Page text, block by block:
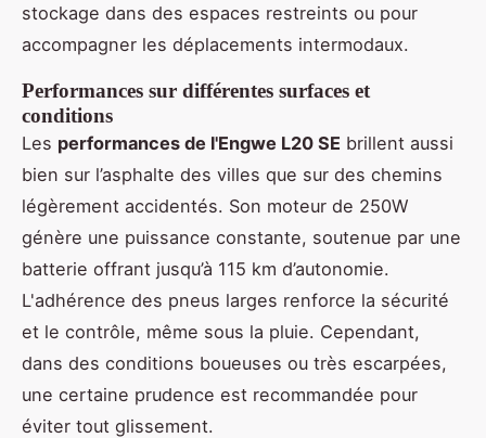
stockage dans des espaces restreints ou pour
accompagner les déplacements intermodaux.
Performances sur différentes surfaces et
conditions
Les performances de l'Engwe L20 SE brillent aussi
bien sur l’asphalte des villes que sur des chemins
légèrement accidentés. Son moteur de 250W
génère une puissance constante, soutenue par une
batterie offrant jusqu’à 115 km d’autonomie.
L'adhérence des pneus larges renforce la sécurité
et le contrôle, même sous la pluie. Cependant,
dans des conditions boueuses ou très escarpées,
une certaine prudence est recommandée pour
éviter tout glissement.